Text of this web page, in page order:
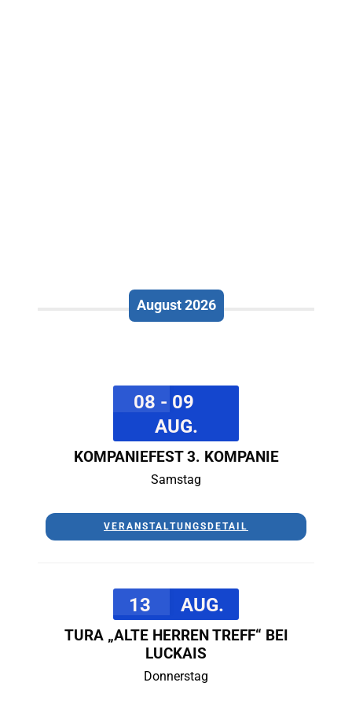
August 2026
08 - 09
AUG.
KOMPANIEFEST 3. KOMPANIE
Samstag
VERANSTALTUNGSDETAIL
13 AUG.
TURA „ALTE HERREN TREFF“ BEI
LUCKAIS
Donnerstag